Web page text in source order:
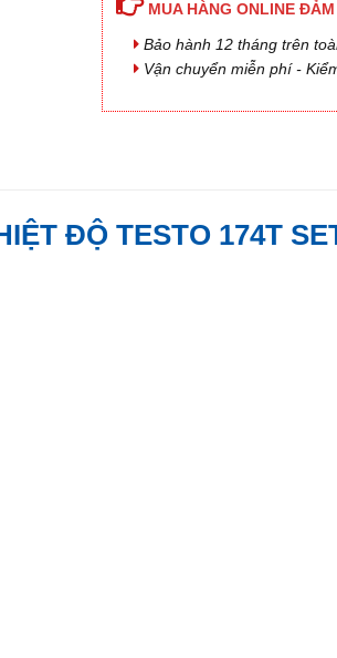
MUA HÀNG ONLINE
Bảo hành 12 tháng trên
Vận chuyển miễn phí -
ĐỘ TESTO 174T